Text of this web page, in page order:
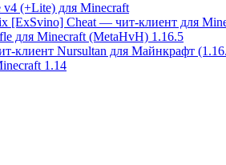
v4 (+Lite) для Minecraft
[ExSvino] Cheat — чит-клиент для
для Minecraft (MetaHvH) 1.16.5
клиент Nursultan для Майнкрафт
1.14